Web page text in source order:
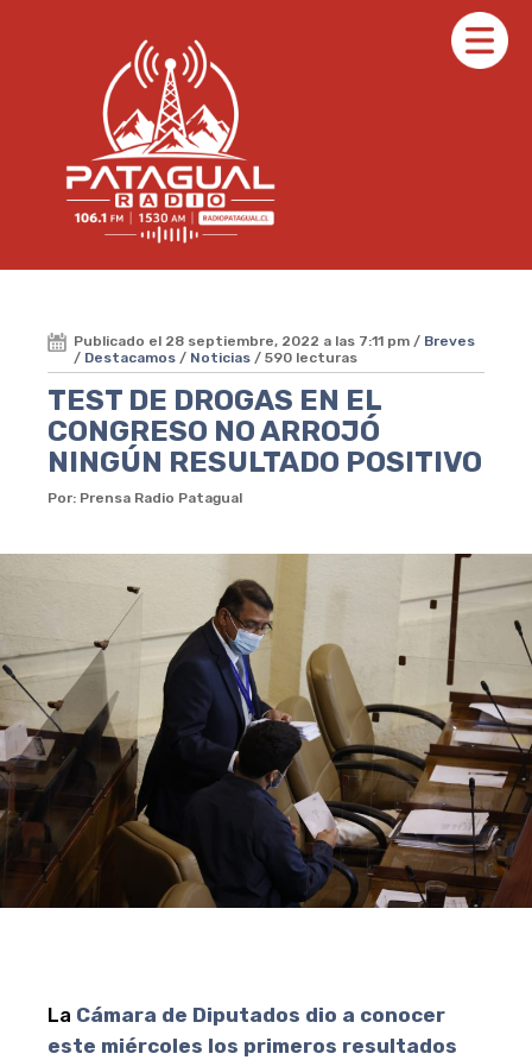
Publicado el 28 septiembre, 2022 a las 7:11 pm / Breves
/ Destacamos / Noticias / 590 lecturas
TEST DE DROGAS EN EL
CONGRESO NO ARROJÓ
NINGÚN RESULTADO POSITIVO
Por: Prensa Radio Patagual
La Cámara de Diputados dio a conocer
este miércoles los primeros resultados